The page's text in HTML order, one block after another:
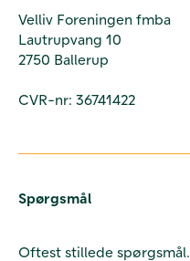
Velliv Foreningen fmba
Lautrupvang 10
2750 Ballerup
CVR-nr: 36741422
Spørgsmål
Oftest stillede spørgsmål.